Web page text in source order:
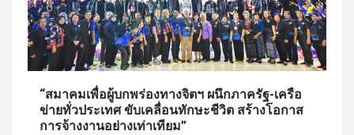
“สมาคมเพื่อผู้บกพร่องทางจิตฯ ผนึกภาครัฐ-เครือ
ข่ายทั่วประเทศ ขับเคลื่อนทักษะชีวิต สร้างโอกาส
การจ้างงานอย่างเท่าเทียม”